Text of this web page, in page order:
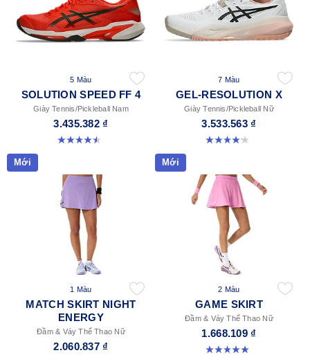
5 Màu
SOLUTION SPEED FF 4
Giày Tennis/Pickleball Nam
3.435.382 ₫
4.5 trong số 5 sao. 41 đánh giá
7 Màu
GEL-RESOLUTION X
Giày Tennis/Pickleball Nữ
3.533.563 ₫
4.2 trong số 5 sao. 68 đánh giá
Mới
1 Màu
MATCH SKIRT NIGHT
ENERGY
Đầm & Váy Thể Thao Nữ
2.060.837 ₫
Mới
2 Màu
GAME SKIRT
Đầm & Váy Thể Thao Nữ
1.668.109 ₫
5.0 trong số 5 sao. 3 đánh giá